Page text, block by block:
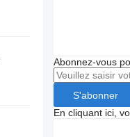
Abonnez-vous
S'abonner
En cliquant ici,